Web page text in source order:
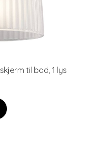
til bad, 1 lys